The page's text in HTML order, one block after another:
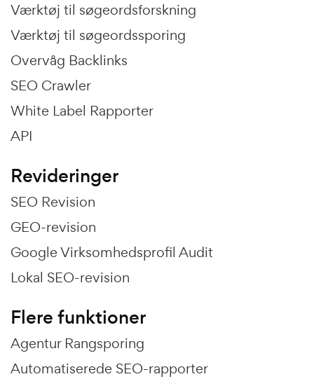
Værktøj til søgeordsforskning
Værktøj til søgeordssporing
Overvåg Backlinks
SEO Crawler
White Label Rapporter
API
Revideringer
SEO Revision
GEO-revision
Google Virksomhedsprofil Audit
Lokal SEO-revision
Flere funktioner
Agentur Rangsporing
Automatiserede SEO-rapporter